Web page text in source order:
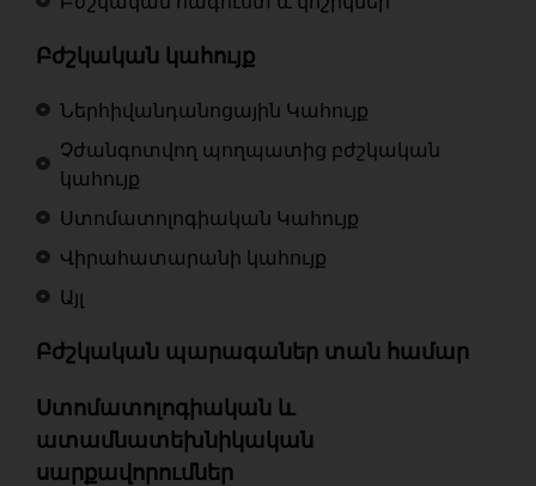
Բժշկական կահույք
Ներհիվանդանոցային Կահույք
Չժանգոտվող պողպատից բժշկական
կահույք
Ստոմատոլոգիական Կահույք
Վիրահատարանի կահույք
Այլ
Բժշկական պարագաներ տան համար
Ստոմատոլոգիական և
ատամնատեխնիկական
սարքավորումներ